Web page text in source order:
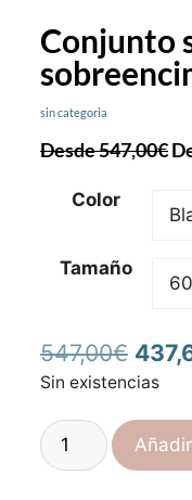
Conjunto
sin categoria
Desde547,00€
Color
Tamaño
547,00€
Sin existencias